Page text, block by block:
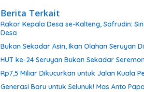
Berita Terkait
Rakor Kepala Desa se-Kalteng, Safrudin:
Desa
Bukan Sekadar Asin, Ikan Olahan Seruyan
HUT ke-24 Seruyan Bukan Sekadar
Rp7,5 Miliar Dikucurkan untuk Jalan Kuala
Generasi Baru untuk Selunuk! Mas Anto